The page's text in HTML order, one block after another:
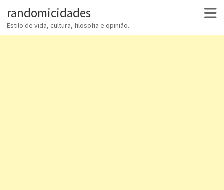
randomicidades
Estilo de vida, cultura, filosofia e opinião.